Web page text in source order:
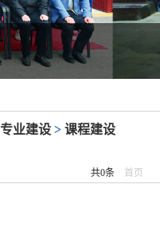
专业建设 > 课程建设
共0条 首页